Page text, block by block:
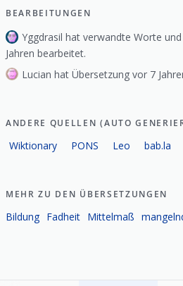
BEARBEITUNGEN
Yggdrasil hat verwandte Worte
Jahren bearbeitet.
Lucian hat Übersetzung vor 7
ANDERE QUELLEN (AUTO
Wiktionary PONS Leo bab.la
MEHR ZU DEN ÜBERSETZUNGEN
Bildung Fadheit Mittelmaß